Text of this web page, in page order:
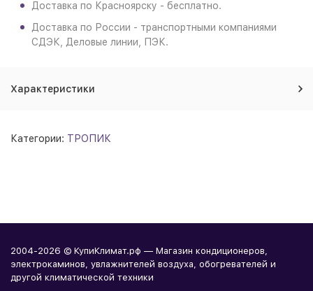
Доставка по Красноярску - бесплатно.
Доставка по России - транспортными компаниями
СДЭК, Деловые линии, ПЭК.
Характеристики
Категории: ТРОПИК
2004-2026 © КупиКлимат.рф — Магазин кондиционеров,
электрокаминов, увлажнителей воздуха, обогревателей и
другой климатической техники